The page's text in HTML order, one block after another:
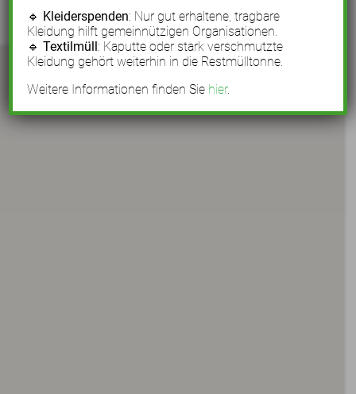
🔹 Kleiderspenden: Nur gut erhaltene, tragbare
Kleidung hilft gemeinnützigen Organisationen.
🔹Textilmüll: Kaputte oder stark verschmutzte
Kleidung gehört weiterhin in die Restmülltonne.
Weitere Informationen finden Sie hier.